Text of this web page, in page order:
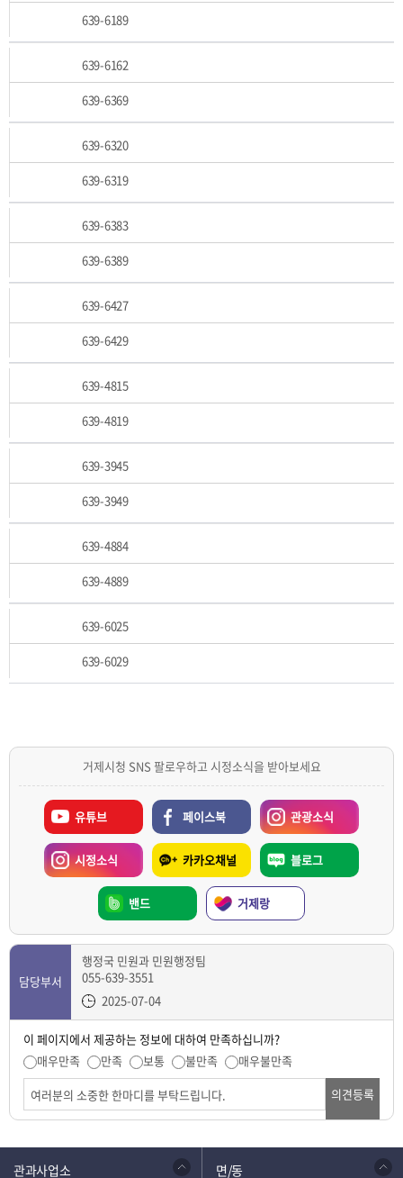
639-6189
639-6162
639-6369
639-6320
639-6319
639-6383
639-6389
639-6427
639-6429
639-4815
639-4819
639-3945
639-3949
639-4884
639-4889
639-6025
639-6029
거제시청 SNS 팔로우하고 시정소식을 받아보세요
유튜브 페이스북 관광소식
시정소식 카카오채널 블로그
밴드 거제랑
담당부서
행정국 민원과 민원행정팀
055-639-3551
2025-07-04
이 페이지에서 제공하는 정보에 대하여 만족하십니까?
매우만족
만족 보통 불만족
매우불만족
의견등록
관과사업소 면/동